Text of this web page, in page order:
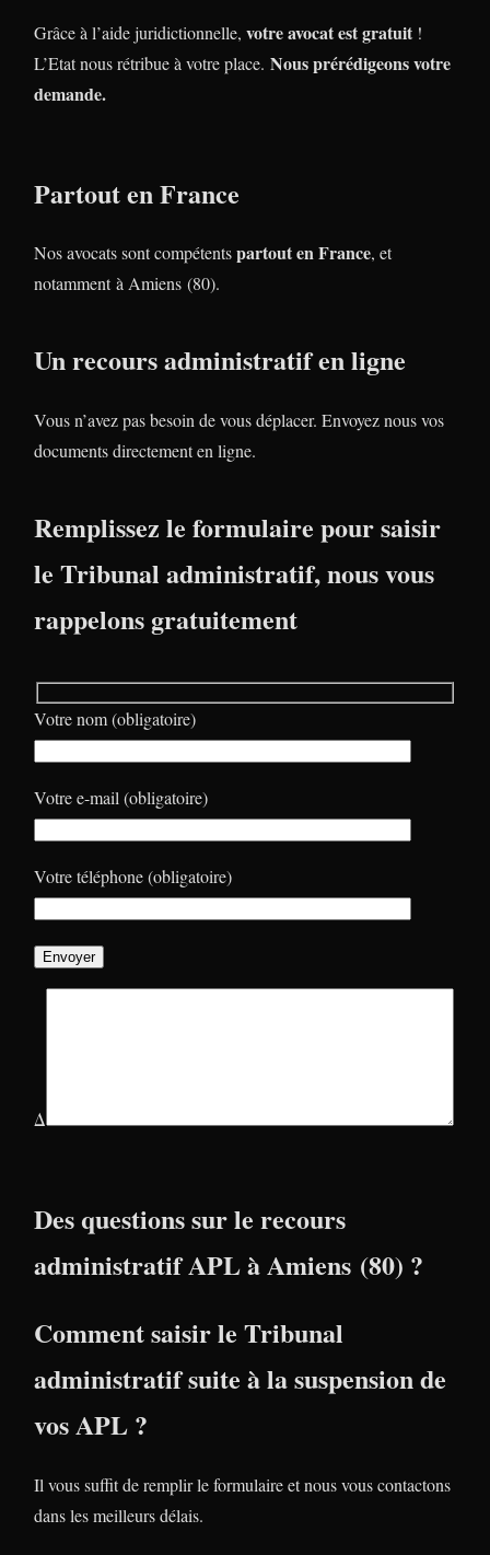
Grâce à l’aide juridictionnelle, votre avocat est gratuit !
L’Etat nous rétribue à votre place. Nous prérédigeons votre
demande.
Partout en France
Nos avocats sont compétentspartout en France, et
notamment à Amiens (80).
Un recours administratif en ligne
Vous n’avez pas besoin de vous déplacer. Envoyez nous vos
documents directement en ligne.
Remplissez le formulaire pour saisir
le Tribunal administratif, nous vous
rappelons gratuitement
Votre nom (obligatoire)
Votre e-mail (obligatoire)
Votre téléphone (obligatoire)
Δ
Des questions sur le recours
administratif APL à Amiens (80) ?
Comment saisir le Tribunal
administratif suite à la suspension de
vos APL ?
Il vous suffit de remplir le formulaire et nous vous contactons
dans les meilleurs délais.